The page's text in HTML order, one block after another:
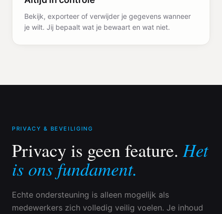
Bekijk, exporteer of verwijder je gegevens wanneer
je wilt. Jij bepaalt wat je bewaart en wat niet.
PRIVACY & BEVEILIGING
Privacy is geen feature. Het
is ons fundament.
Echte ondersteuning is alleen mogelijk als
medewerkers zich volledig veilig voelen. Je inhoud